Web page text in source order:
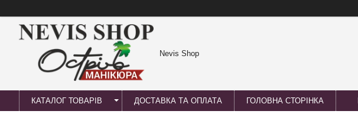
Nevis Shop
КАТАЛОГ ТОВАРІВ ДОСТАВКА ТА ОПЛАТА ГОЛОВНА СТОРІНКА